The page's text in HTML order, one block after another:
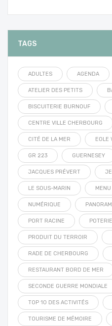
TAGS
ADULTES AGENDA
ATELIER DES PETITS
BISCUITERIE BURNOUF
CENTRE VILLE CHERBOURG
CITÉ DE LA MER EOLE
GR 223 GUERNESEY
JACQUES PRÉVERT
LE SOUS-MARIN
NUMÉRIQUE
PORT RACINE POTERIE
PRODUIT DU TERROIR
RADE DE CHERBOURG
RESTAURANT BORD DE MER
SECONDE GUERRE MONDIALE
TOP 10 DES ACTIVITÉS
TOURISME DE MÉMOIRE